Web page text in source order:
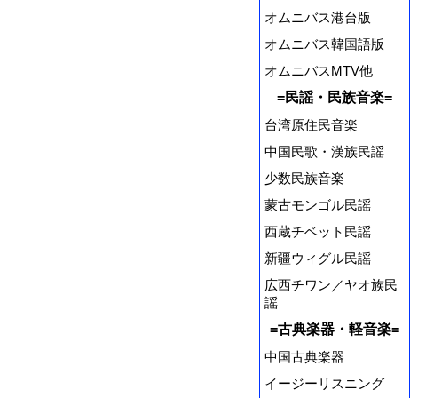
オムニバス港台版
オムニバス韓国語版
オムニバスMTV他
=民謡・民族音楽=
台湾原住民音楽
中国民歌・漢族民謡
少数民族音楽
蒙古モンゴル民謡
西蔵チベット民謡
新疆ウィグル民謡
広西チワン／ヤオ族民
謡
=古典楽器・軽音楽=
中国古典楽器
イージーリスニング